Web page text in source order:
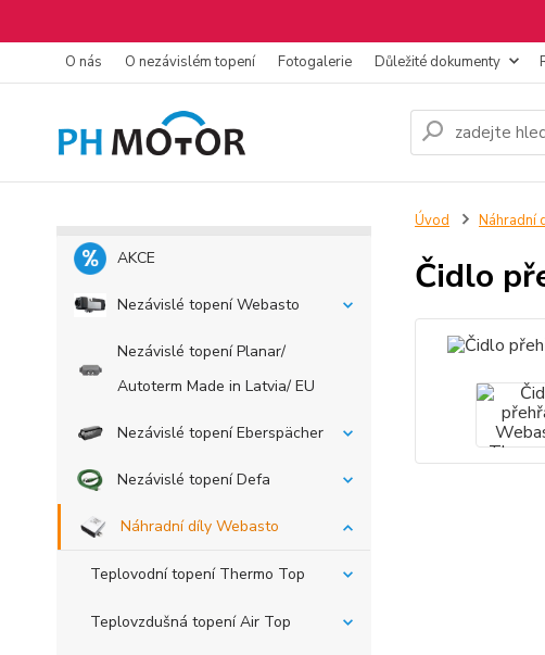
O nás O nezávislém topení Fotogalerie Důležité dokumenty
AKCE
Nezávislé topení Webasto
Nezávislé topení Planar/
Autoterm Made in Latvia/ EU
Nezávislé topení Eberspächer
Nezávislé topení Defa
Náhradní díly Webasto
Teplovodní topení Thermo Top
Teplovzdušná topení Air Top
Úvod Náhradní
Čidlo